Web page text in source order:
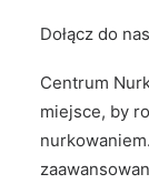
Dołącz do
Centrum
miejsce, by